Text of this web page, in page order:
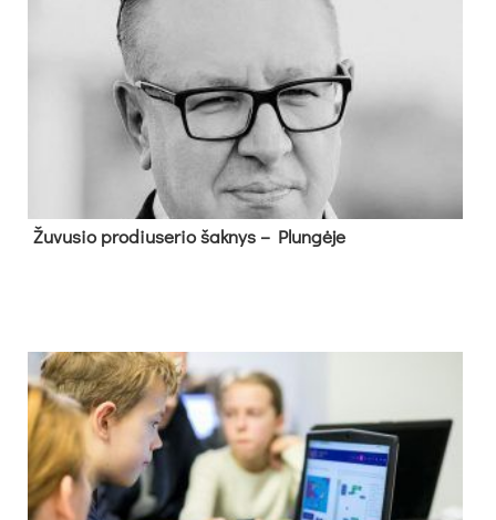
Žu­vu­sio pro­diu­se­rio šak­nys – Plun­gė­je